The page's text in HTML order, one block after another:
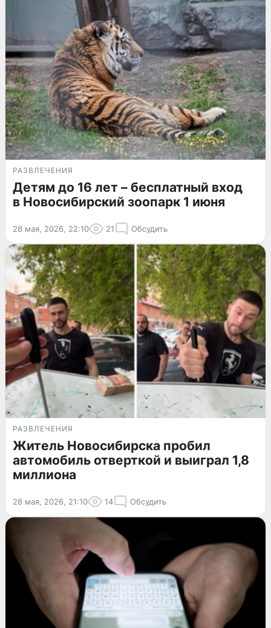
РАЗВЛЕЧЕНИЯ
Детям до 16 лет – бесплатный вход
в Новосибирский зоопарк 1 июня
28 мая, 2026, 22:10 21 Обсудить
РАЗВЛЕЧЕНИЯ
Житель Новосибирска пробил
автомобиль отверткой и выиграл 1,8
миллиона
28 мая, 2026, 21:10 14 Обсудить